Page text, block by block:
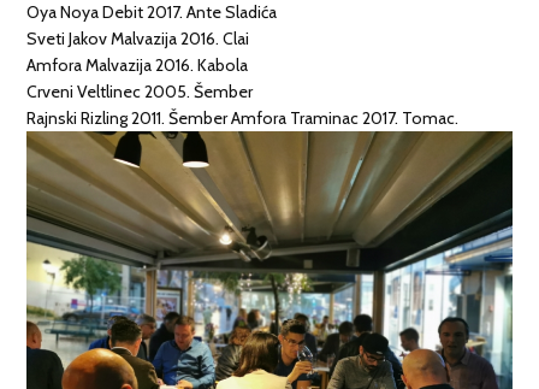
Oya Noya Debit 2017. Ante Sladića
Sveti Jakov Malvazija 2016. Clai
Amfora Malvazija 2016. Kabola
Crveni Veltlinec 2005. Šember
Rajnski Rizling 2011. Šember Amfora Traminac 2017. Tomac.